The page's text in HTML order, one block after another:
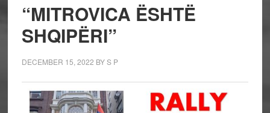
“MITROVICA ËSHTË
SHQIPËRI”
DECEMBER 15, 2022 BYS P